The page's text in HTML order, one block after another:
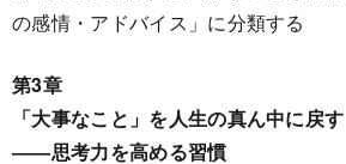
の感情・アドバイス」に分類する
第3章
「大事なこと」を人生の真ん中に戻す
――思考力を高める習慣